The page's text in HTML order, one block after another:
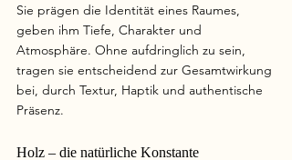
Sie prägen die Identität eines Raumes,
geben ihm Tiefe, Charakter und
Atmosphäre. Ohne aufdringlich zu sein,
tragen sie entscheidend zur Gesamtwirkung
bei, durch Textur, Haptik und authentische
Präsenz.
Holz – die natürliche Konstante